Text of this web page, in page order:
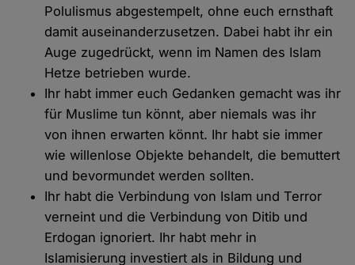
Polulismus abgestempelt, ohne euch ernsthaft
damit auseinanderzusetzen. Dabei habt ihr ein
Auge zugedrückt, wenn im Namen des Islam
Hetze betrieben wurde.
Ihr habt immer euch Gedanken gemacht was ihr
für Muslime tun könnt, aber niemals was ihr
von ihnen erwarten könnt. Ihr habt sie immer
wie willenlose Objekte behandelt, die bemuttert
und bevormundet werden sollten.
Ihr habt die Verbindung von Islam und Terror
verneint und die Verbindung von Ditib und
Erdogan ignoriert. Ihr habt mehr in
Islamisierung investiert als in Bildung und